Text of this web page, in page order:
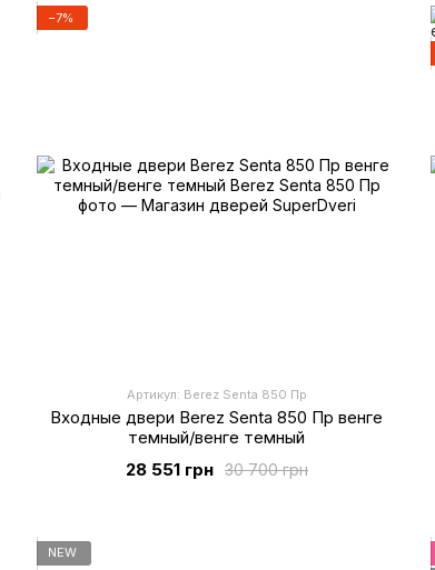
−7%
Артикул: Berez Senta 850 Пр
Входные двери Berez Senta 850 Пр венге
темный/венге темный
30 700 грн
28 551 грн
NEW